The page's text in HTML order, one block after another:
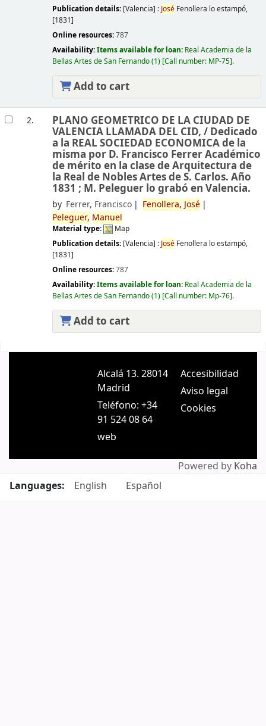
Publication details: [Valencia] : JoséFenollera lo estampó,
[1831]
Online resources:787
Availability:Items available for loan: Real Academia de la
Bellas Artes de San Fernando(1) Call number: MP-75 .
Add to cart
2. PLANO GEOMETRICO DE LA CIUDAD DE
VALENCIA LLAMADA DEL CID, / Dedicado
a la REAL SOCIEDAD ECONOMICA de la
misma por D. Francisco Ferrer Académico
de mérito en la clase de Arquitectura de
la Real de Nobles Artes de S. Carlos. Año
1831 ; M. Peleguer lo grabó en Valencia.
by Ferrer, Francisco Fenollera, José
Peleguer, Manuel
Material type:
Map
Publication details: [Valencia] : JoséFenollera lo estampó,
[1831]
Online resources:787
Availability:Items available for loan: Real Academia de la
Bellas Artes de San Fernando(1) Call number: Mp-76 .
Add to cart
Alcalá 13. 28014
Madrid
Teléfono: +34
91 524 08 64
web
Accesibilidad
Aviso legal
Cookies
Powered by Koha
Languages:
English Español